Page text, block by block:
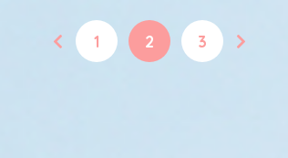
1 2 3